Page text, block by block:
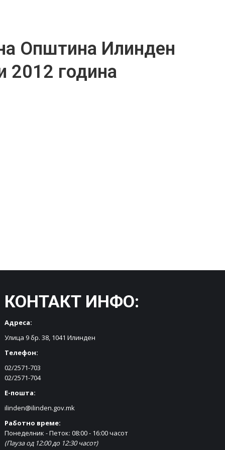
Општина Илинден
2012 година
КОНТАКТ ИНФО:
Адреса:
Улица 9 бр. 38, 1041 Илинден
Телефон:
02/2571-703
02/2571-704
Е-пошта:
ilinden@ilinden.gov.mk
Работно време:
Понеделник - Петок: 08:00 - 16:00 часот
(Пауза од 12:00 до 12:30 часот)